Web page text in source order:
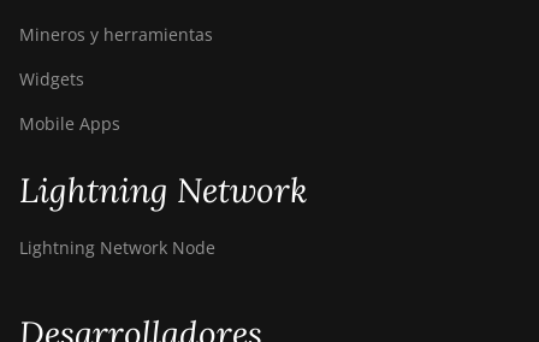
Mineros y herramientas
Widgets
Mobile Apps
Lightning Network
Lightning Network Node